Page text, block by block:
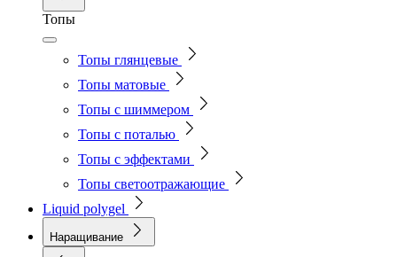
Топы
Топы глянцевые
Топы матовые
Топы с шиммером
Топы с поталью
Топы с эффектами
Топы светоотражающие
Liquid polygel
Наращивание